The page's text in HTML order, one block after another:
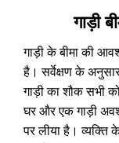
गाड़ी
गाड़ी के बीमा की
है। सर्वेक्षण के अनुसार
गाड़ी का शौक सभी
घर और एक गाड़ी
पर लीया है। व्यक्ति